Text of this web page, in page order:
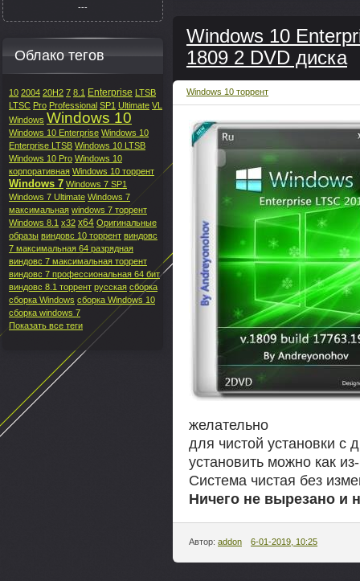
Windows 10
1809 2 DVD диска
Windows 10 торрент
желательно
для чистой установки с
установить можно как
Система чистая без
Ничего не вырезано и
Автор: addon 6-01-2019, 10:25
---
Облако тегов
10 2004 20H2 7 8.1 Enterprise LTSB
LTSC Pro Professional SP1 Ultimate VL
Windows Windows 10
Windows 10 Enterprise Windows 10
Enterprise LTSB Windows 10 LTSB
Windows 10 Pro Windows 10
корпоративная Windows 10 торрент
Windows 7 Windows 7 SP1
Windows 7 Ultimate Windows 7
максимальная windows 7 торрент
Windows 8.1 x32 x64 Оригинальные
образы виндовс 10 торрент виндовс
7 максимальная 64 разрядная
виндовс 7 максимальная торрент
виндовс 7 профессиональная 64 бит
виндовс 8.1 торрент русская сборка
сборка Windows сборка Windows 10
сборка windows 7
Показать все теги